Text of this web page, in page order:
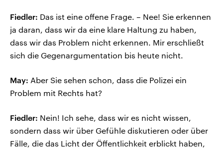
Fiedler: Das ist eine offene Frage. – Nee! Sie erkennen
ja daran, dass wir da eine klare Haltung zu haben,
dass wir das Problem nicht erkennen. Mir erschließt
sich die Gegenargumentation bis heute nicht.
May: Aber Sie sehen schon, dass die Polizei ein
Problem mit Rechts hat?
Fiedler: Nein! Ich sehe, dass wir es nicht wissen,
sondern dass wir über Gefühle diskutieren oder über
Fälle, die das Licht der Öffentlichkeit erblickt haben,